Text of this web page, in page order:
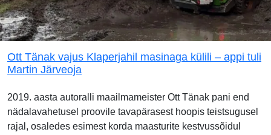
Ott Tänak vajus Klaperjahil masinaga külili – appi tuli
Martin Järveoja
2019. aasta autoralli maailmameister Ott Tänak pani end
nädalavahetusel proovile tavapärasest hoopis teistsugusel
rajal, osaledes esimest korda maasturite kestvussõidul